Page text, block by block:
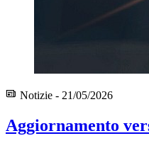
Notizie - 21/05/2026
Aggiornamento